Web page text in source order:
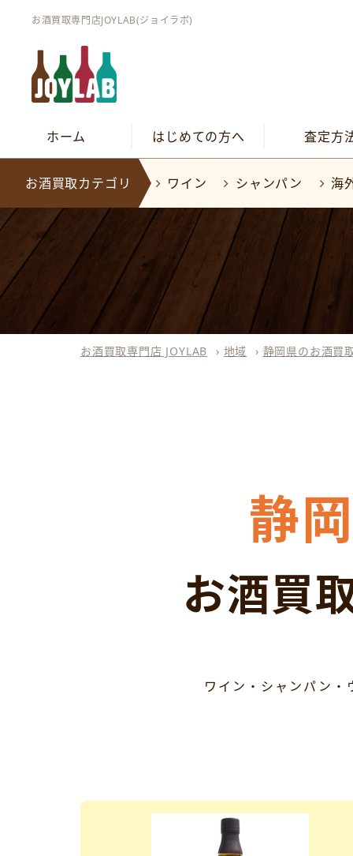
お酒買取専門店JOYLAB(ジョイラボ)
ホーム はじめての方へ 査定方
お酒買取カテゴリ ワイン シャンパン 海
お酒買取専門店 JOYLAB › 地域 › 静岡県のお酒買
静
お酒買
ワイン・シャンパン